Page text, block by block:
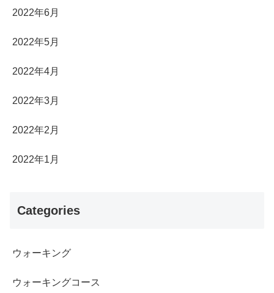
2022年6月
2022年5月
2022年4月
2022年3月
2022年2月
2022年1月
Categories
ウォーキング
ウォーキングコース